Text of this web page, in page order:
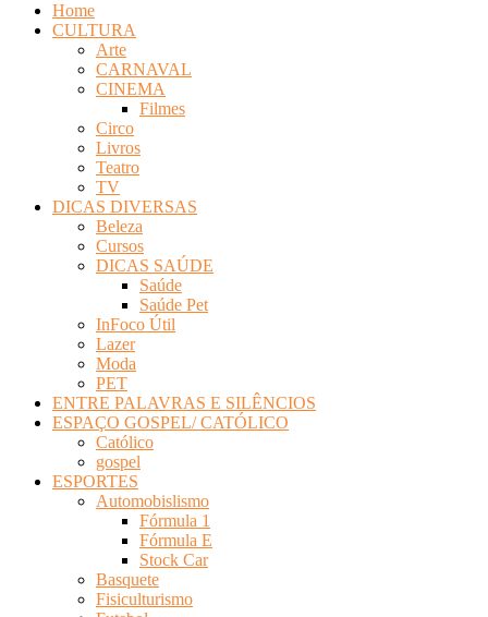
Home
CULTURA
Arte
CARNAVAL
CINEMA
Filmes
Circo
Livros
Teatro
TV
DICAS DIVERSAS
Beleza
Cursos
DICAS SAÚDE
Saúde
Saúde Pet
InFoco Útil
Lazer
Moda
PET
ENTRE PALAVRAS E SILÊNCIOS
ESPAÇO GOSPEL/ CATÓLICO
Católico
gospel
ESPORTES
Automobislismo
Fórmula 1
Fórmula E
Stock Car
Basquete
Fisiculturismo